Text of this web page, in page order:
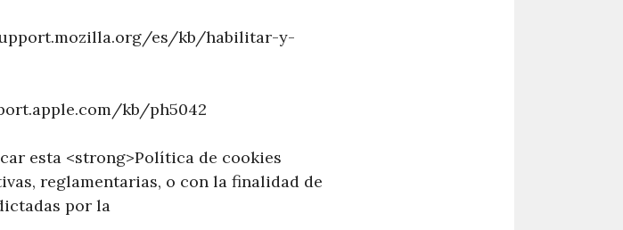
es/kb/habilitar-y-
kb/ph5042
esta <strong>Política de cookies
reglamentarias, o con la finalidad de
por la